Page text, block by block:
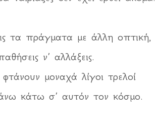
τα πράγματα με άλλη οπτική,
ν’ αλλάξεις.
μοναχά λίγοι τρελοί
κάτω σ’ αυτόν τον κόσμο.